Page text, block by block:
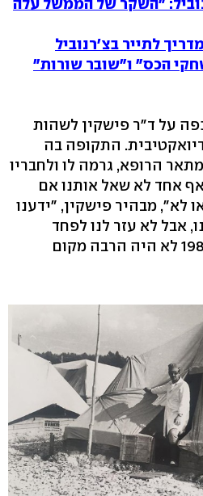
לתייר בצ'רנוביל
הכס" ו"שובר שורות"
על ד"ר פישקין לשהות
התקופה בה
הרופא, גרמה לו ולחבריו
אחד לא שאל אותנו אם
לא", מבהיר פישקין, "ידענו
אבל לא עזר לנו לפחד
מהקרינה. ברוסיה של 1986 לא היה הרבה מקום